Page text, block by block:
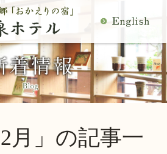
MENU
閉
じ
る
館内施設
観光案内
月」の記事一
空室検索
約内容確認・変更